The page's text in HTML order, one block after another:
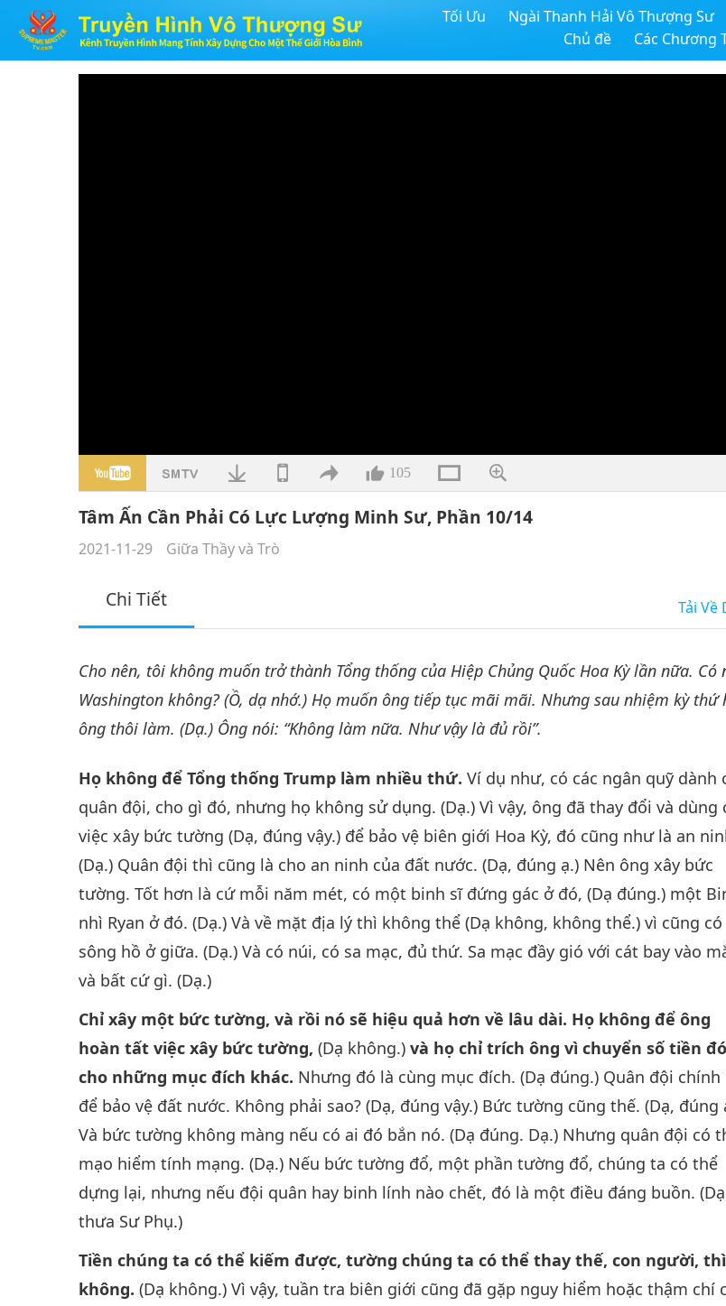
Tối Ưu Ngài Thanh Hải Vô Thượng Sư
Chủ đề
Các Chương
105
Tâm Ấn Cần Phải Có Lực Lượng Minh Sư, Phần 10/14
2021-11-29 Giữa Thầy và Trò
Chi Tiết Tải Về
Cho nên, tôi không muốn trở thành Tổng thống của Hiệp Chủng Quốc Hoa Kỳ lần nữa. Có
Washington không? (Ồ, dạ nhớ.) Họ muốn ông tiếp tục mãi mãi. Nhưng sau nhiệm kỳ thứ
ông thôi làm. (Dạ.) Ông nói: “Không làm nữa. Như vậy là đủ rồi”.
Họ không để Tổng thống Trump làm nhiều thứ. Ví dụ như, có các ngân quỹ dành
quân đội, cho gì đó, nhưng họ không sử dụng. (Dạ.) Vì vậy, ông đã thay đổi và dùng
việc xây bức tường (Dạ, đúng vậy.) để bảo vệ biên giới Hoa Kỳ, đó cũng như là an
(Dạ.) Quân đội thì cũng là cho an ninh của đất nước. (Dạ, đúng ạ.) Nên ông xây bức
tường. Tốt hơn là cứ mỗi năm mét, có một binh sĩ đứng gác ở đó, (Dạ đúng.) một
nhì Ryan ở đó. (Dạ.) Và về mặt địa lý thì không thể (Dạ không, không thể.) vì cũng có
sông hồ ở giữa. (Dạ.) Và có núi, có sa mạc, đủ thứ. Sa mạc đầy gió với cát bay vào
và bất cứ gì. (Dạ.)
Chỉ xây một bức tường, và rồi nó sẽ hiệu quả hơn về lâu dài. Họ không để ông
hoàn tất việc xây bức tường, (Dạ không.)và họ chỉ trích ông vì chuyển số tiền đó
cho những mục đích khác. Nhưng đó là cùng mục đích. (Dạ đúng.) Quân đội chính
để bảo vệ đất nước. Không phải sao? (Dạ, đúng vậy.) Bức tường cũng thế. (Dạ, đúng
Và bức tường không màng nếu có ai đó bắn nó. (Dạ đúng. Dạ.) Nhưng quân đội có
mạo hiểm tính mạng. (Dạ.) Nếu bức tường đổ, một phần tường đổ, chúng ta có thể
dựng lại, nhưng nếu đội quân hay binh lính nào chết, đó là một điều đáng buồn.
thưa Sư Phụ.)
Tiền chúng ta có thể kiếm được, tường chúng ta có thể thay thế, con người, thì
không. (Dạ không.) Vì vậy, tuần tra biên giới cũng đã gặp nguy hiểm hoặc thậm chí